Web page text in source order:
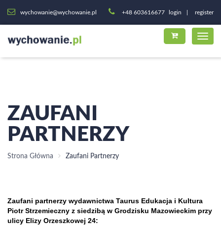
wychowanie@wychowanie.pl +48 603616677 login register
ZAUFANI
PARTNERZY
Strona Główna Zaufani Partnerzy
Zaufani partnerzy wydawnictwa Taurus Edukacja i Kultura
Piotr Strzemieczny z siedzibą w Grodzisku Mazowieckim przy
ulicy Elizy Orzeszkowej 24: